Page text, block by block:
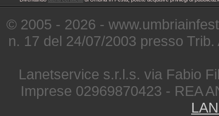
© 2005 - 2026 -
n. 17 del 24/07/2003 presso
Lanetservice s.r.l.s. via Fabio
Imprese 02969870423 - REA